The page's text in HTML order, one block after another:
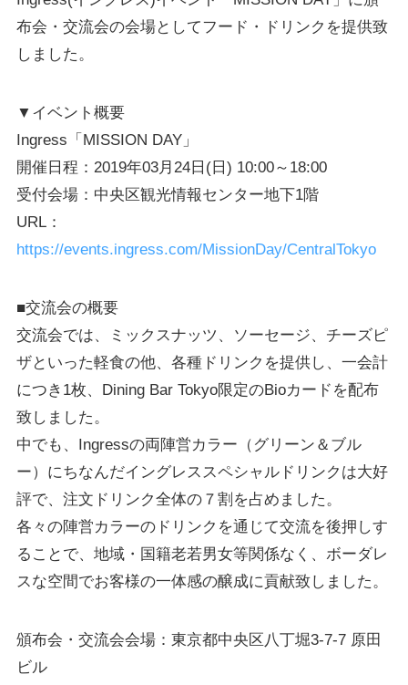
布会・交流会の会場としてフード・ドリンクを提供致
しました。
▼イベント概要
Ingress「MISSION DAY」
開催日程：2019年03月24日(日) 10:00～18:00
受付会場：中央区観光情報センター地下1階
URL：
https://events.ingress.com/MissionDay/CentralTokyo
■交流会の概要
交流会では、ミックスナッツ、ソーセージ、チーズピ
ザといった軽食の他、各種ドリンクを提供し、一会計
につき1枚、Dining Bar Tokyo限定のBioカードを配布
致しました。
中でも、Ingressの両陣営カラー（グリーン＆ブル
ー）にちなんだイングレススペシャルドリンクは大好
評で、注文ドリンク全体の７割を占めました。
各々の陣営カラーのドリンクを通じて交流を後押しす
ることで、地域・国籍老若男女等関係なく、ボーダレ
スな空間でお客様の一体感の醸成に貢献致しました。
頒布会・交流会会場：東京都中央区八丁堀3-7-7 原田
ビル